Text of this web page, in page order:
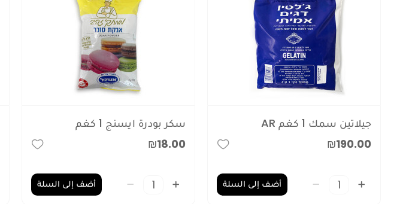
جيلاتين سمك 1 كغم AR
₪190.00
أضف إلى السلة
سكر بودرة ايسنج 1 كغم
₪18.00
أضف إلى السلة